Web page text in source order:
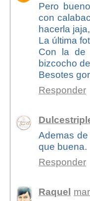
Pero
con
hacerla jaja,
La última
Con la de
bizcocho
Besotes
Responder
Ademas
que buena.
Responder
Raquel